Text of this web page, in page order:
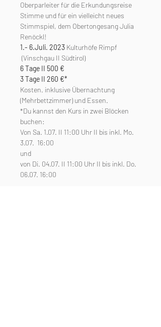
Oberparleiter für die Erkundungsreise
Stimme und für ein vielleicht neues
Stimmspiel, dem Obertongesang Julia
Renöckl!
1.- 6.Juli. 2023 Kulturhöfe Rimpf
(Vinschgau II Südtirol)
6 Tage II 500 €
3 Tage II 260 €*
Kosten. inklusive Übernachtung
(Mehrbettzimmer) und Essen.
*Du kannst den Kurs in zwei Blöcken
buchen:
Von Sa. 1.07. II 11:00 Uhr II bis inkl. Mo.
3.07.  16:00
und
von Di. 04.07. II 11:00 Uhr II bis inkl. Do.
06.07. 16:00